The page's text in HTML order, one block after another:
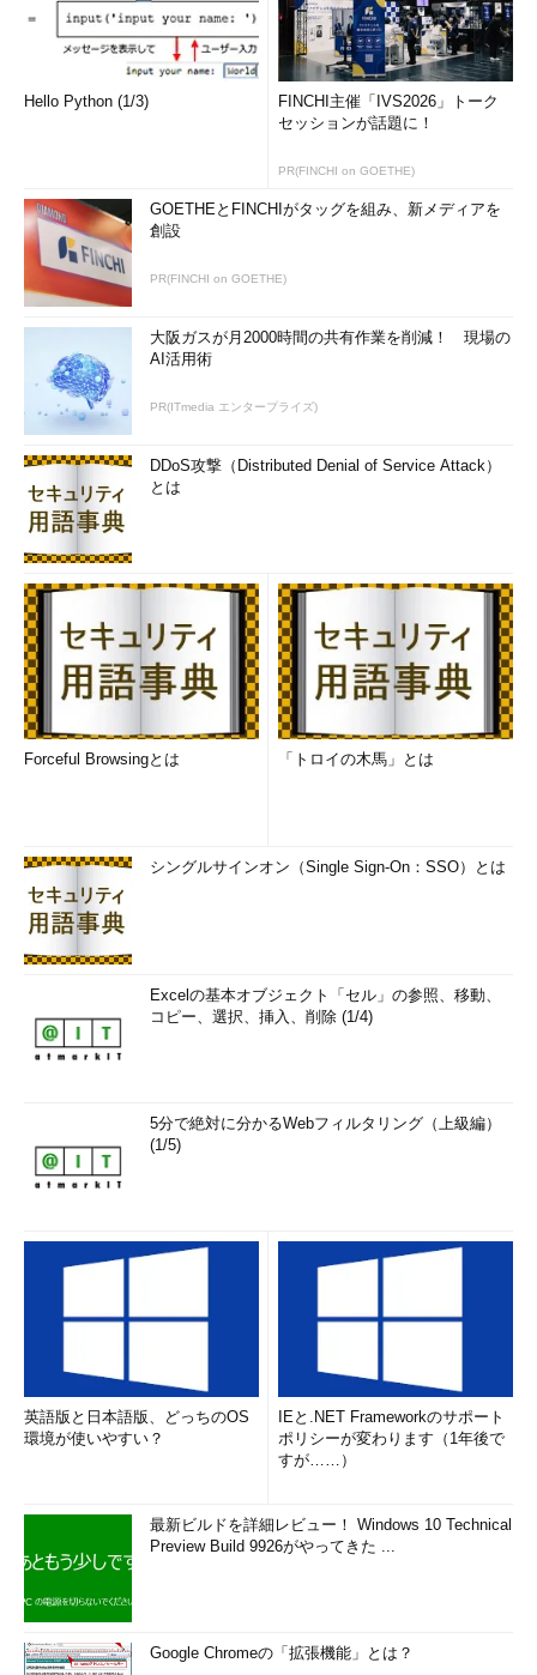
Hello Python (1/3)
FINCHI主催「IVS2026」トーク
セッションが話題に！
PR(FINCHI on GOETHE)
GOETHEとFINCHIがタッグを組み、新メディアを
創設
PR(FINCHI on GOETHE)
大阪ガスが月2000時間の共有作業を削減！ 現場の
AI活用術
PR(ITmedia エンタープライズ)
DDoS攻撃（Distributed Denial of Service Attack）
とは
Forceful Browsingとは 「トロイの木馬」とは
シングルサインオン（Single Sign-On：SSO）とは
Excelの基本オブジェクト「セル」の参照、移動、
コピー、選択、挿入、削除 (1/4)
5分で絶対に分かるWebフィルタリング（上級編）
(1/5)
英語版と日本語版、どっちのOS
環境が使いやすい？
IEと.NET Frameworkのサポート
ポリシーが変わります（1年後で
すが……）
最新ビルドを詳細レビュー！ Windows 10 Technical
Preview Build 9926がやってきた ...
Google Chromeの「拡張機能」とは？